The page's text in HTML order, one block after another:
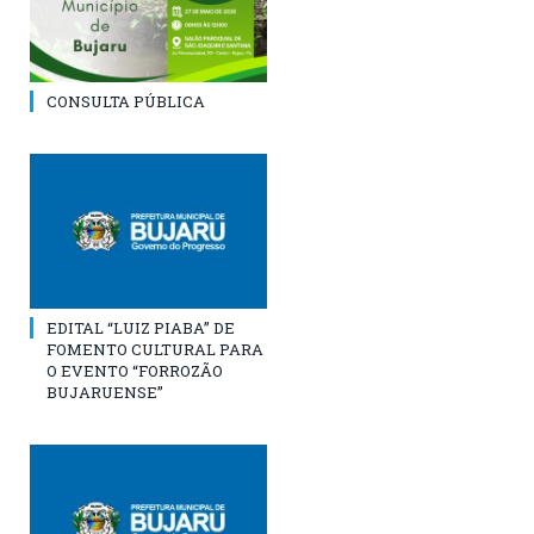
CONSULTA PÚBLICA
EDITAL “LUIZ PIABA” DE
FOMENTO CULTURAL PARA
O EVENTO “FORROZÃO
BUJARUENSE”